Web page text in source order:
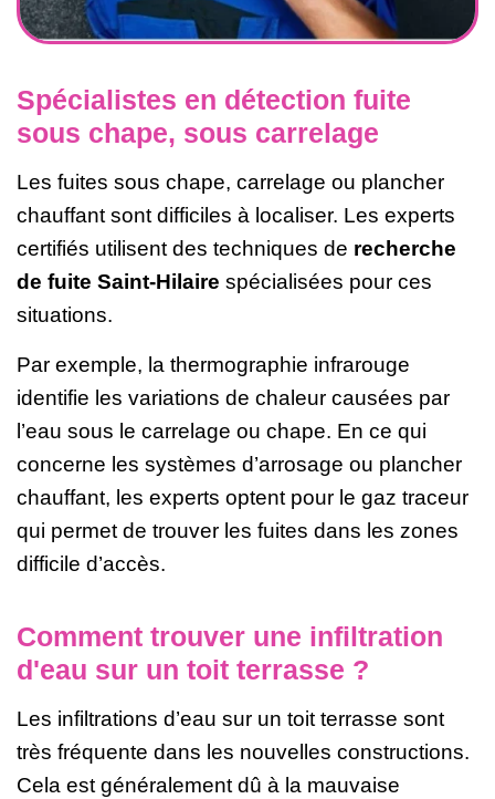
Spécialistes en détection fuite
sous chape, sous carrelage
Les fuites sous chape, carrelage ou plancher
chauffant sont difficiles à localiser. Les experts
certifiés utilisent des techniques de recherche
de fuite Saint-Hilaire spécialisées pour ces
situations.
Par exemple, la thermographie infrarouge
identifie les variations de chaleur causées par
l’eau sous le carrelage ou chape. En ce qui
concerne les systèmes d’arrosage ou plancher
chauffant, les experts optent pour le gaz traceur
qui permet de trouver les fuites dans les zones
difficile d’accès.
Comment trouver une infiltration
d'eau sur un toit terrasse ?
Les infiltrations d’eau sur un toit terrasse sont
très fréquente dans les nouvelles constructions.
Cela est généralement dû à la mauvaise